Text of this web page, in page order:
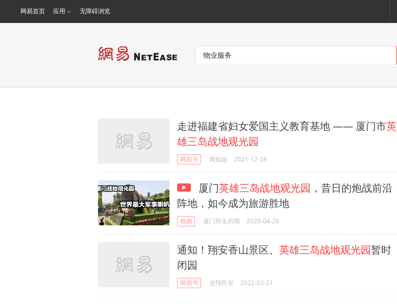
网易首页 应用 无障碍浏览
走进福建省妇女爱国主义教育基地 —— 厦门市英
雄三岛战地观光园
网易号 闽姐姐 2021-12-28
厦门英雄三岛战地观光园 ，昔日的炮战前沿
阵地，如今成为旅游胜地
视频 厦门所见所闻 2020-04-28
通知！翔安香山景区、 英雄三岛战地观光园暂时
闭园
网易号 业翔民安 2022-03-21